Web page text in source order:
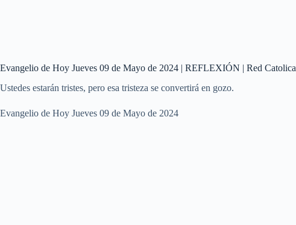
Evangelio de Hoy Jueves 09 de Mayo de 2024 | REFLEXIÓN | Red Catolica
Ustedes estarán tristes, pero esa tristeza se convertirá en gozo.
Evangelio de Hoy Jueves 09 de Mayo de 2024